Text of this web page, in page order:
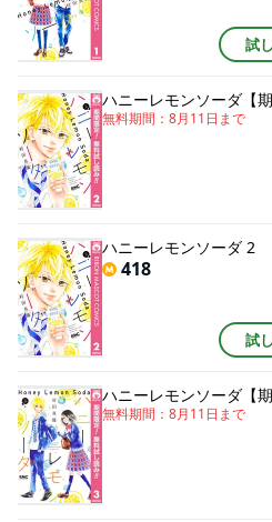
試
ハニーレモンソーダ【
無料期間： 8月11日 まで
ハニーレモンソーダ 2
418
試
ハニーレモンソーダ【
無料期間： 8月11日 まで